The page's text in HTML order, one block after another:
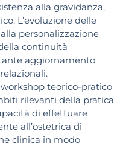
alla gravidanza,
L’evoluzione delle
personalizzazione
continuità
aggiornamento
teorico-pratico
rilevanti della pratica
di effettuare
all’ostetrica di
clinica in modo